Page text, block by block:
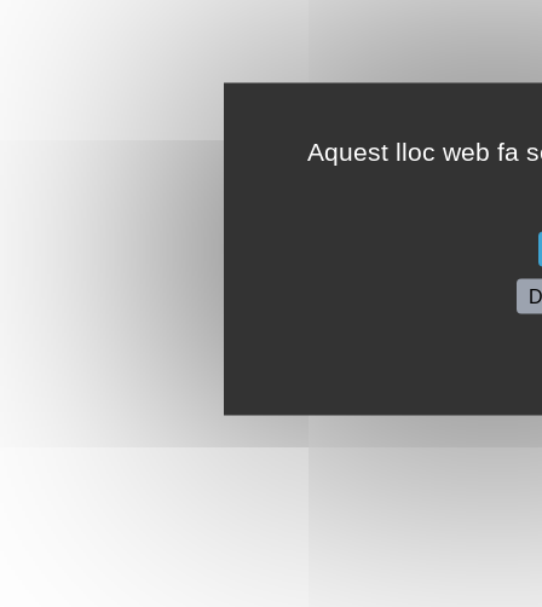
Aquest lloc web fa